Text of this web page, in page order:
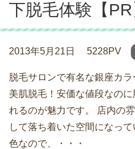
下脱毛体験【PR
2013年5月21日 5228PV
脱毛サロンで有名な銀座カ
美肌脱毛！安価な値段なの
れるのが魅力です。 店内の
して落ち着いた空間になっ
色なので、・・・